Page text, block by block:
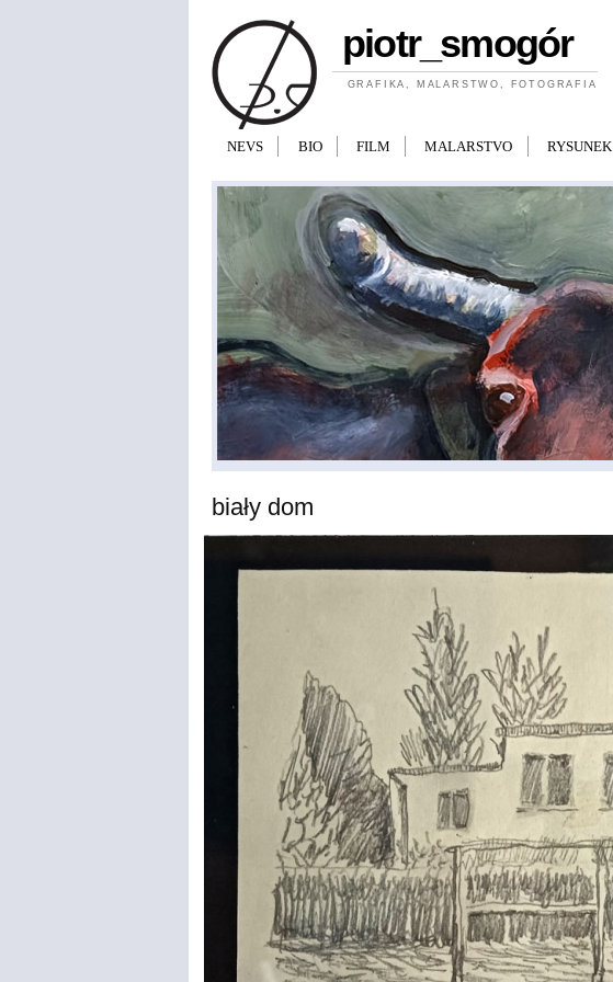
piotr_smogór
GRAFIKA, MALARSTWO, FOTOGRAFIA
NEVS BIO FILM MALARSTVO RYSUNEK
biały dom